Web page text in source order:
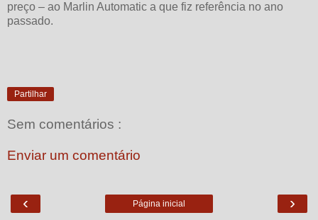
preço – ao Marlin Automatic a que fiz referência no ano
passado.
Partilhar
Sem comentários :
Enviar um comentário
‹ ›
Página inicial